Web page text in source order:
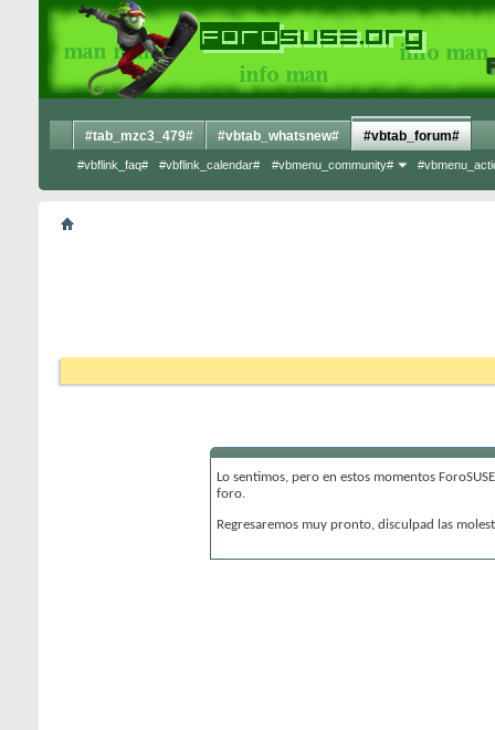
#tab_mzc3_479# #vbtab_whatsnew# #vbtab_forum#
#vbflink_faq# #vbflink_calendar# #vbmenu_community#
Lo sentimos, pero en estos momentos
foro.
Regresaremos muy pronto, disculpad las